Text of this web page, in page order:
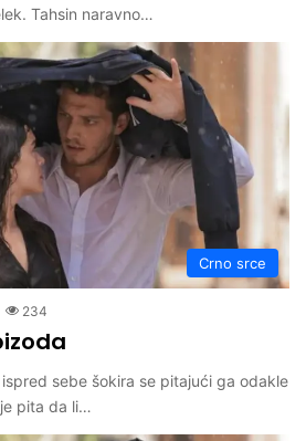
Tahsin naravno…
Crno srce
234
sebe šokira se pitajući ga odakle
pita da li…